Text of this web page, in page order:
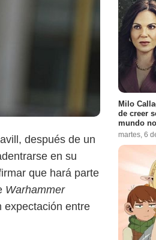
después de un
en su
que hará parte
Warhammer
expectación entre
Milo
de creer
mundo
martes, 6